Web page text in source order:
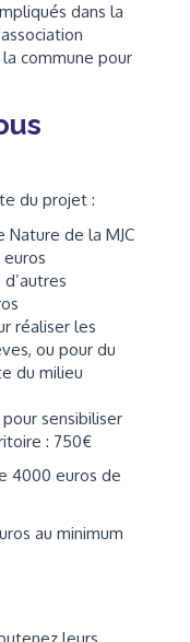
dans la
commune pour
du projet :
de la MJC
euros
réaliser les
ou pour du
du milieu
sensibiliser
: 750€
4000 euros de
au minimum